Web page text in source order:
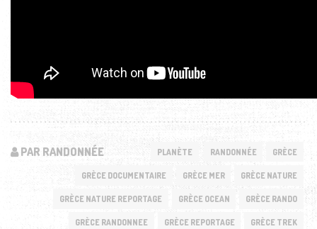
PAR RANDONNÉE PLANÈTE RANDONNÉE GRÈCE
GRÈCE DOCUMENTAIRE GRÈCE MER GRÈCE NATURE
GRÈCE NATURE REPORTAGE GRÈCE OCEAN GRÈCE RANDO
GRÈCE RANDONNEE GRÈCE REPORTAGE GRÈCE TREK